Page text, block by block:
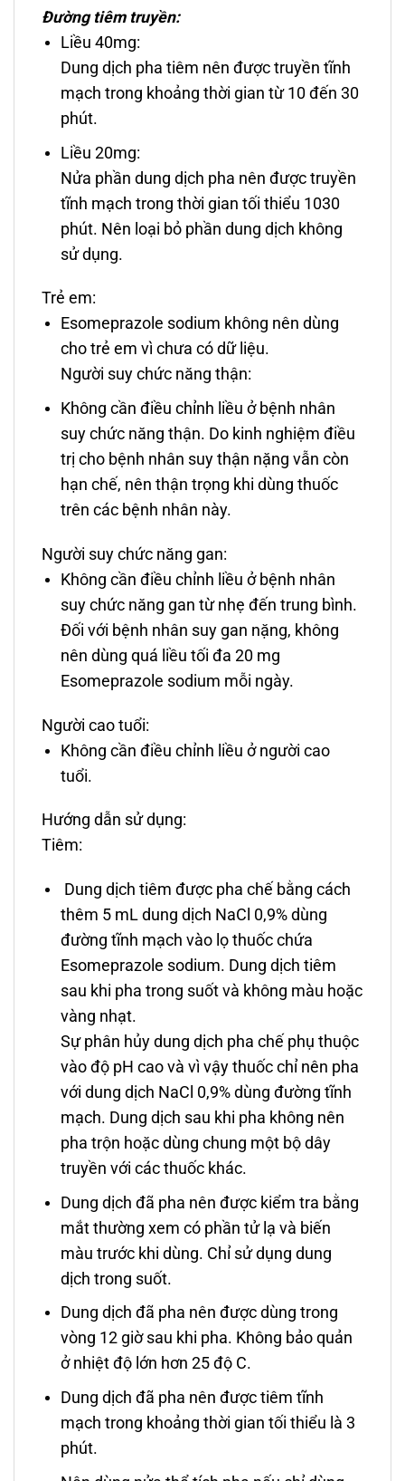
Ðường tiêm truyền:
Liều 40mg:
Dung dịch pha tiêm nên được truyền tĩnh
mạch trong khoảng thời gian từ 10 đến 30
phút.
Liều 20mg:
Nửa phần dung dịch pha nên được truyền
tĩnh mạch trong thời gian tối thiểu 1030
phút. Nên loại bỏ phần dung dịch không
sử dụng.
Trẻ em:
Esomeprazole sodium không nên dùng
cho trẻ em vì chưa có dữ liệu.
Người suy chức năng thận:
Không cần điều chỉnh liều ở bệnh nhân
suy chức năng thận. Do kinh nghiệm điều
trị cho bệnh nhân suy thận nặng vẫn còn
hạn chế, nên thận trọng khi dùng thuốc
trên các bệnh nhân này.
Người suy chức năng gan:
Không cần điều chỉnh liều ở bệnh nhân
suy chức năng gan từ nhẹ đến trung bình.
Ðối với bệnh nhân suy gan nặng, không
nên dùng quá liều tối đa 20 mg
Esomeprazole sodium mỗi ngày.
Người cao tuổi:
Không cần điều chỉnh liều ở người cao
tuổi.
Hướng dẫn sử dụng:
Tiêm:
Dung dịch tiêm được pha chế bằng cách
thêm 5 mL dung dịch NaCl 0,9% dùng
đường tĩnh mạch vào lọ thuốc chứa
Esomeprazole sodium. Dung dịch tiêm
sau khi pha trong suốt và không màu hoặc
vàng nhạt.
Sự phân hủy dung dịch pha chế phụ thuộc
vào độ pH cao và vì vậy thuốc chỉ nên pha
với dung dịch NaCl 0,9% dùng đường tĩnh
mạch. Dung dịch sau khi pha không nên
pha trộn hoặc dùng chung một bộ dây
truyền với các thuốc khác.
Dung dịch đã pha nên được kiểm tra bằng
mắt thường xem có phần tử lạ và biến
màu trước khi dùng. Chỉ sử dụng dung
dịch trong suốt.
Dung dịch đã pha nên được dùng trong
vòng 12 giờ sau khi pha. Không bảo quản
ở nhiệt độ lớn hơn 25 độ C.
Dung dịch đã pha nên được tiêm tĩnh
mạch trong khoảng thời gian tối thiểu là 3
phút.